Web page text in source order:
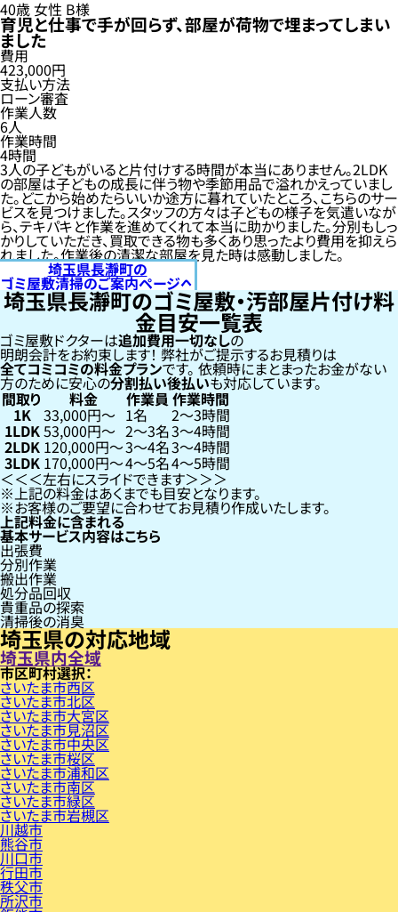
40歳女性 B様
育児と仕事で手が回らず、部屋が荷物で埋まってしまい
ました
費用
423,000円
支払い方法
ローン審査
作業人数
6人
作業時間
4時間
3人の子どもがいると片付けする時間が本当にありません。2LDK
の部屋は子どもの成長に伴う物や季節用品で溢れかえっていまし
た。どこから始めたらいいか途方に暮れていたところ、こちらのサー
ビスを見つけました。スタッフの方々は子どもの様子を気遣いなが
ら、テキパキと作業を進めてくれて本当に助かりました。分別もしっ
かりしていただき、買取できる物も多くあり思ったより費用を抑えら
れました。作業後の清潔な部屋を見た時は感動しました。
埼玉県長瀞町の
ゴミ屋敷清掃のご案内ページへ
埼玉県長瀞町のゴミ屋敷・汚部屋片付け料
金目安一覧表
ゴミ屋敷ドクターは追加費用一切なしの
明朗会計をお約束します！弊社がご提示するお見積りは
全てコミコミの料金プランです。依頼時にまとまったお金がない
方のために安心の分割払い後払いも対応しています。
間取り 料金 作業員 作業時間
1K 33,000円〜 1名 2〜3時間
1LDK53,000円〜 2〜3名3〜4時間
2LDK 120,000円〜3〜4名3〜4時間
3LDK 170,000円〜4〜5名4〜5時間
左右にスライドできます
上記の料金はあくまでも目安となります。
お客様のご要望に合わせてお見積り作成いたします。
上記料金に含まれる
基本サービス内容はこちら
出張費
分別作業
搬出作業
処分品回収
貴重品の探索
清掃後の消臭
埼玉県の対応地域
埼玉県内全域
市区町村
さいたま市西区
さいたま市北区
さいたま市大宮区
さいたま市見沼区
さいたま市中央区
さいたま市桜区
さいたま市浦和区
さいたま市南区
さいたま市緑区
さいたま市岩槻区
川越市
熊谷市
川口市
行田市
秩父市
所沢市